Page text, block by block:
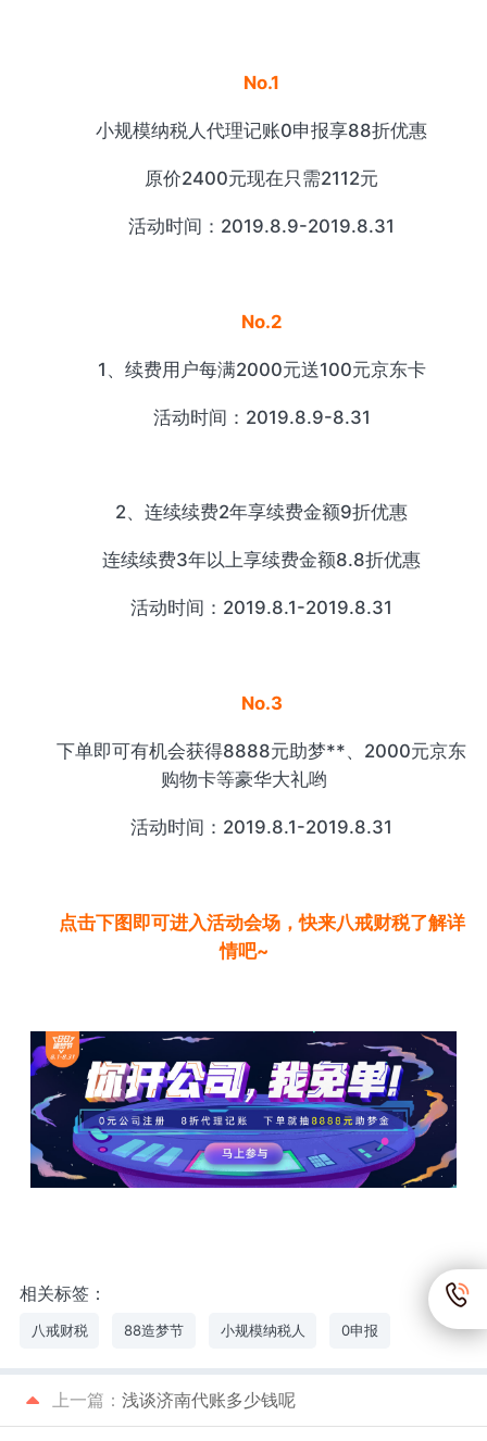
No.1
小规模纳税人代理记账0申报享88折优惠
原价2400元现在只需2112元
活动时间：2019.8.9-2019.8.31
No.2
1、续费用户每满2000元送100元京东卡
活动时间：2019.8.9-8.31
2、连续续费2年享续费金额9折优惠
连续续费3年以上享续费金额8.8折优惠
活动时间：2019.8.1-2019.8.31
No.3
下单即可有机会获得8888元助梦**、2000元京东
购物卡等豪华大礼哟
活动时间：2019.8.1-2019.8.31
点击下图即可进入活动会场，快来八戒财税了解详
情吧~
相关标签：
八戒财税 88造梦节 小规模纳税人 0申报
上一篇： 浅谈济南代账多少钱呢